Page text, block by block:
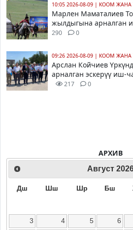
10:05 2026-08-09 | КООМ ЖАНА
Марлен Маматалиев
жылдыгына арналган
290 0
09:26 2026-08-09 | КООМ ЖАНА
Арслан Койчиев
арналган эскерүү иш-
217 0
АРХИВ
Август
Дш Шш Шр Бш
3
4 5 6